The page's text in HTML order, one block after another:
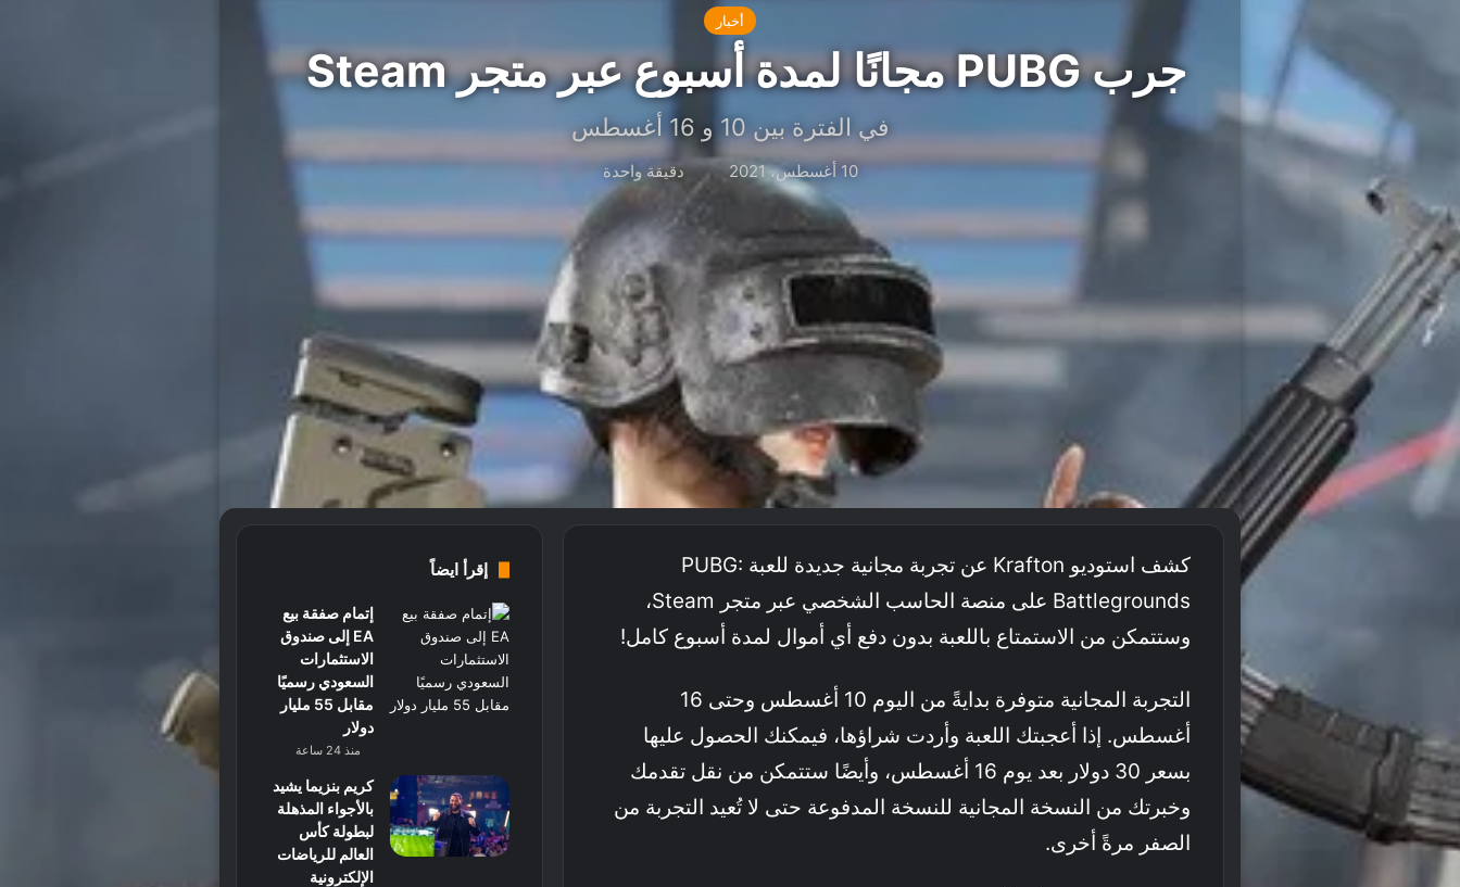
أخبار
جرب PUBG مجانًا لمدة أسبوع عبر متجر Steam
في الفترة بين 10 و 16 أغسطس
10 أغسطس، 2021 دقيقة واحدة
كشف استوديو Krafton عن تجربة مجانية جديدة للعبة PUBG:
Battlegrounds على منصة الحاسب الشخصي عبر متجر Steam،
وستتمكن من الاستمتاع باللعبة بدون دفع أي أموال لمدة أسبوع كامل!
التجربة المجانية متوفرة بدايةً من اليوم 10 أغسطس وحتى 16
أغسطس. إذا أعجبتك اللعبة وأردت شراؤها، فيمكنك الحصول عليها
بسعر 30 دولار بعد يوم 16 أغسطس، وأيضًا ستتمكن من نقل تقدمك
وخبرتك من النسخة المجانية للنسخة المدفوعة حتى لا تُعيد التجربة من
الصفر مرةً أخرى.
إقرأ ايضاً
إتمام صفقة بيع
EA إلى صندوق
الاستثمارات
السعودي رسميًا
مقابل 55 مليار
دولار
منذ 24 ساعة
كريم بنزيما يشيد
بالأجواء المذهلة
لبطولة كأس
العالم للرياضات
الإلكترونية